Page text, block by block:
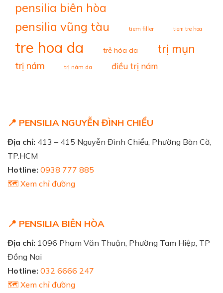
pensilia biên hòa
pensilia vũng tàu tiem filler tiem tre hoa
tre hoa da trẻ hóa da trị mụn
trị nám trị nám da điều trị nám
📍 PENSILIA NGUYỄN ĐÌNH CHIỂU
Địa chỉ: 413 – 415 Nguyễn Đình Chiểu, Phường Bàn Cờ,
TP.HCM
Hotline: 0938 777 885
🗺️ Xem chỉ đường
📍 PENSILIA BIÊN HÒA
Địa chỉ: 1096 Phạm Văn Thuận, Phường Tam Hiệp, TP
Đồng Nai
Hotline: 032 6666 247
🗺️ Xem chỉ đường